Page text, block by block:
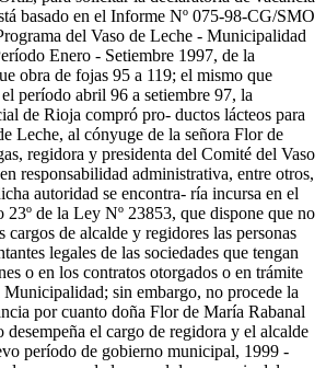
basado en el Informe Nº 075-98-CG/SMO
del Vaso de Leche - Municipalidad
Enero - Setiembre 1997, de la
obra de fojas 95 a 119; el mismo que
período abril 96 a setiembre 97, la
de Rioja compró pro- ductos lácteos para
Leche, al cónyuge de la señora Flor de
regidora y presidenta del Comité del Vaso
responsabilidad administrativa, entre otros,
autoridad se encontra- ría incursa en el
de la Ley Nº 23853, que dispone que no
cargos de alcalde y regidores las personas
legales de las sociedades que tengan
o en los contratos otorgados o en trámite
sin embargo, no procede la
por cuanto doña Flor de María Rabanal
desempeña el cargo de regidora y el alcalde
período de gobierno municipal, 1999 -